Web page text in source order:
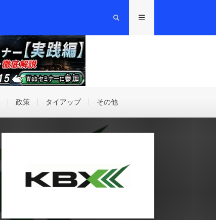
政策 タイアップ その他